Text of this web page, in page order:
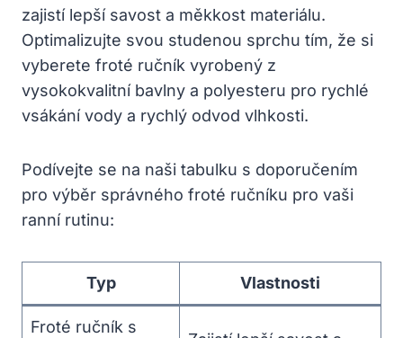
zajistí lepší savost a měkkost materiálu.
Optimalizujte svou studenou sprchu tím, že si
vyberete froté ručník vyrobený z
vysokokvalitní bavlny a polyesteru pro rychlé
vsákání vody a rychlý odvod vlhkosti.
Podívejte se na naši tabulku s doporučením
pro výběr správného froté ručníku pro vaši
ranní rutinu:
Typ Vlastnosti
Froté ručník s